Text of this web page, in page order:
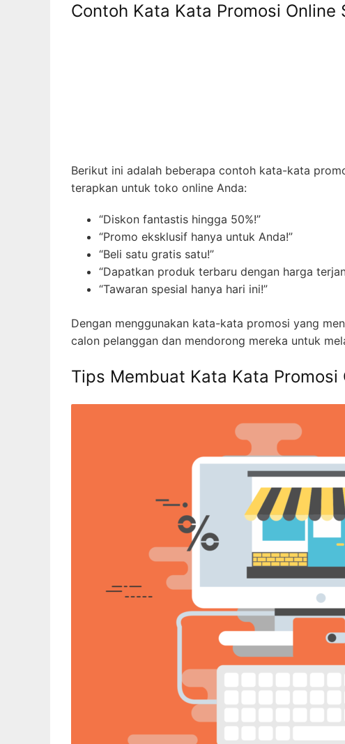
Contoh Kata Kata Promosi Online
Berikut ini adalah beberapa contoh kata-kata
terapkan untuk toko online Anda:
“Diskon fantastis hingga 50%!”
“Promo eksklusif hanya untuk Anda!”
“Beli satu gratis satu!”
“Dapatkan produk terbaru dengan harga
“Tawaran spesial hanya hari ini!”
Dengan menggunakan kata-kata promosi yang
calon pelanggan dan mendorong mereka untuk
Tips Membuat Kata Kata